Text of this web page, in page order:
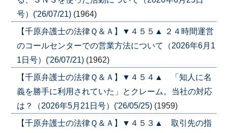
号）('26/07/21) (1964)
【千原弁護士の法律Ｑ＆Ａ】▼４５５▲ ２４時間運営
のコールセンターでの営業方法について（2026年6月1
1日号）('26/07/21) (1962)
【千原弁護士の法律Ｑ＆Ａ】▼４５４▲ 「知人に名
義を勝手に利用されていた」とクレーム。当社の対応
は？（2026年5月21日号）('26/05/25) (1959)
【千原弁護士の法律Ｑ＆Ａ】▼４５３▲ 取引先の指